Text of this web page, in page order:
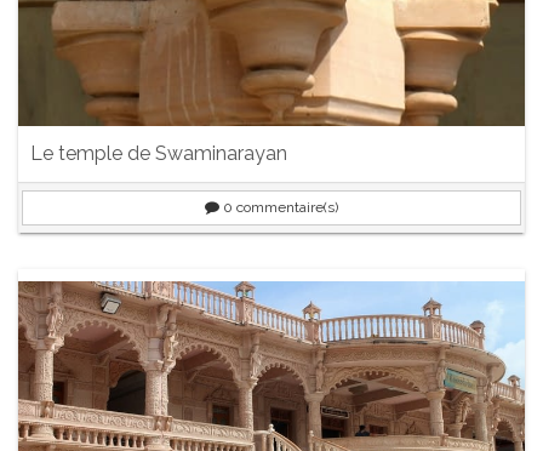
Le temple de Swaminarayan
0 commentaire(s)